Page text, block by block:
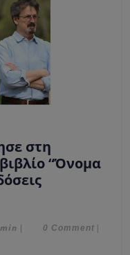
στη
“Όνομα
admin
| 0 Comment |